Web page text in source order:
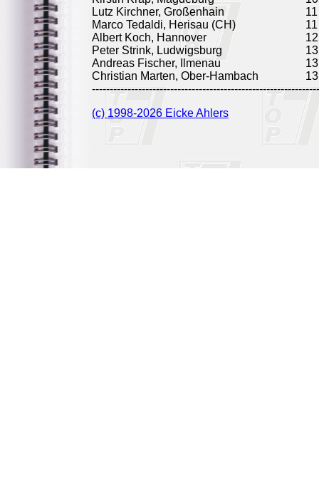
Lutz Kirchner, Großenhain
11
Marco Tedaldi, Herisau (CH)
11
Albert Koch, Hannover
12
Peter Strink, Ludwigsburg
13
Andreas Fischer, Ilmenau
13
Christian Marten, Ober-Hambach
13
(c) 1998-2026 Eicke Ahlers